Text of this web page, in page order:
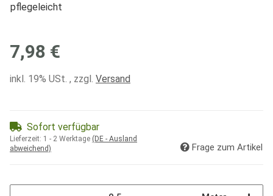
pflegeleicht
7,98 €
inkl. 19% USt. , zzgl. Versand
Sofort verfügbar
Lieferzeit: 1 - 2 Werktage (DE - Ausland
abweichend)
Frage zum Artikel